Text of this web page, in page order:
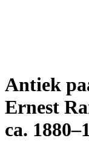
Antiek
Ernest
ca.